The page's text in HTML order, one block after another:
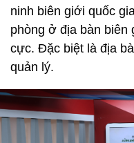
ninh biên giới quốc
phòng ở địa bàn
cực. Đặc biệt là địa
quản lý.